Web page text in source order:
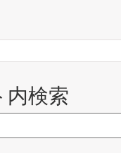
内検索